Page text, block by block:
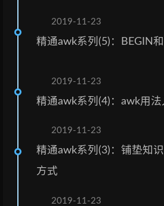
2019-11-23
精通awk系列(5)：BEGIN
2019-11-23
精通awk系列(4)：awk用法
2019-11-23
精通awk系列(3)：铺垫知
方式
2019-11-23